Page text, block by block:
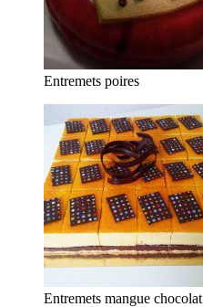
Entremets poires
Entremets mangue chocolat